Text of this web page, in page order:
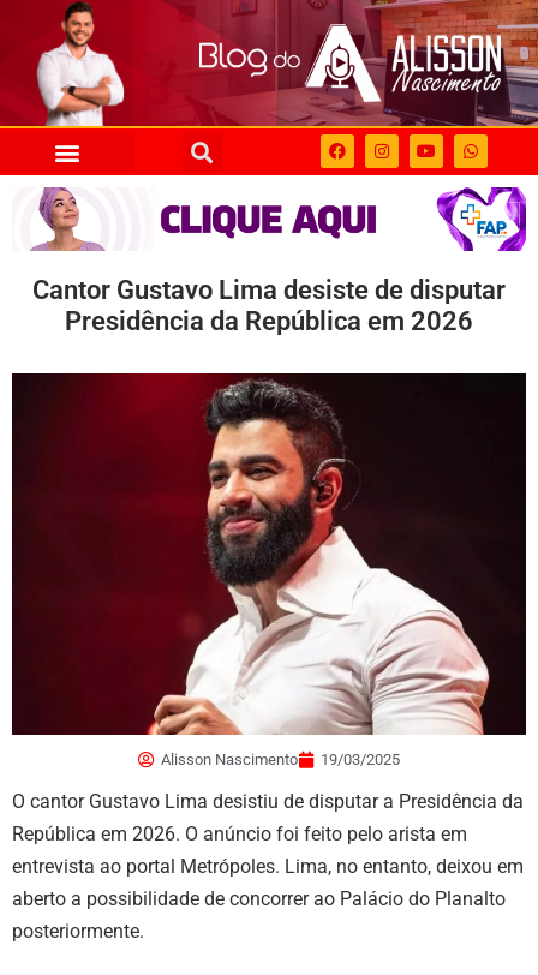
Cantor Gustavo Lima desiste de disputar
Presidência da República em 2026
Alisson Nascimento 19/03/2025
O cantor Gustavo Lima desistiu de disputar a Presidência da
República em 2026. O anúncio foi feito pelo arista em
entrevista ao portal Metrópoles. Lima, no entanto, deixou em
aberto a possibilidade de concorrer ao Palácio do Planalto
posteriormente.